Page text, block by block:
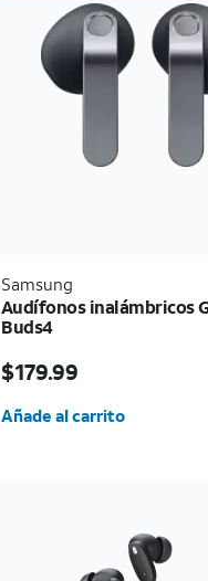
Samsung
Audífonos inalámbricos
Buds4
$179.99
Añade al carrito